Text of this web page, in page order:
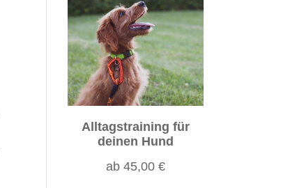
Alltagstraining für
deinen Hund
ab 45,00 €